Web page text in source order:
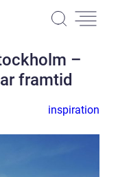
–
framtid
inspiration